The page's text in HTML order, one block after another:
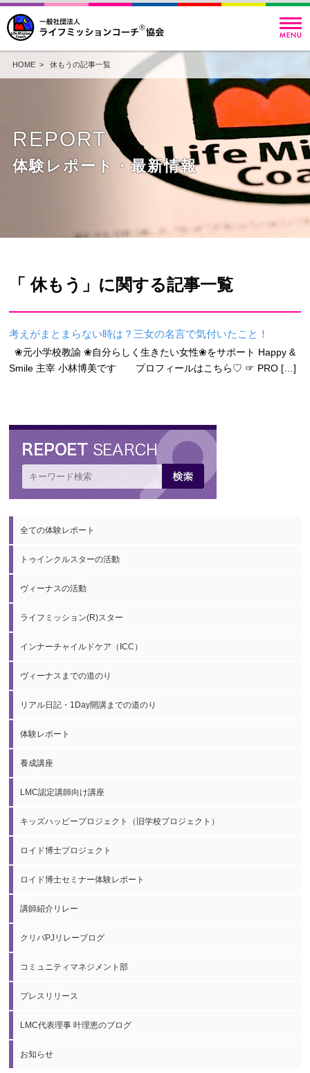
HOME> 休もうの記事一覧
REPORT
体験レポート・最新情報
「 休もう」に関する記事一覧
考えがまとまらない時は？三女の名言で気付いたこと！
❀元小学校教諭 ❀自分らしく生きたい女性❀をサポート Happy &
Smile 主宰 小林博美です プロフィールはこちら♡ ☞ PRO […]
全ての体験レポート
トゥインクルスターの活動
ヴィーナスの活動
ライフミッション(R)スター
インナーチャイルドケア（ICC）
ヴィーナスまでの道のり
リアル日記・1Day開講までの道のり
体験レポート
養成講座
LMC認定講師向け講座
キッズハッピープロジェクト（旧学校プロジェクト）
ロイド博士プロジェクト
ロイド博士セミナー体験レポート
講師紹介リレー
クリパPJリレーブログ
コミュニティマネジメント部
プレスリリース
LMC代表理事 叶理恵のブログ
お知らせ